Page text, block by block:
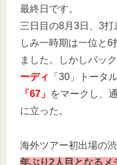
最終日です。
三日目の8月3日、3
しみ一時期は一位と
ました。しかしバッ
ーディ
「30」トータ
「67」 をマークし、
に立った。
海外ツアー初出場の
年ぶり2人目となるメ